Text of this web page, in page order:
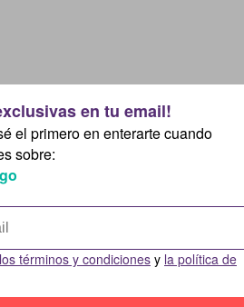
el primero en enterarte cuando
sobre:
los términos y condiciones y la política de